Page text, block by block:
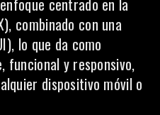
combinado con una
lo que da como
funcional y responsivo,
dispositivo móvil o